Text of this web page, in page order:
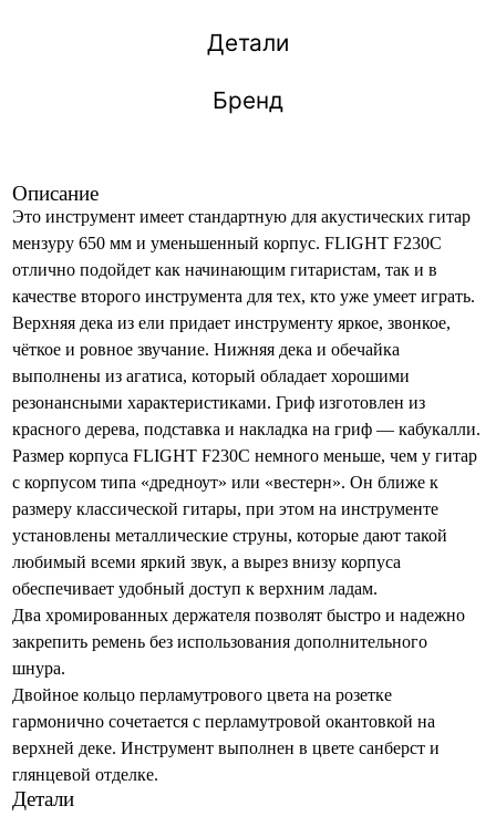
Детали
Бренд
Описание
Это инструмент имеет стандартную для акустических гитар
мензуру 650 мм и уменьшенный корпус. FLIGHT F230C
отлично подойдет как начинающим гитаристам, так и в
качестве второго инструмента для тех, кто уже умеет играть.
Верхняя дека из ели придает инструменту яркое, звонкое,
чёткое и ровное звучание. Нижняя дека и обечайка
выполнены из агатиса, который обладает хорошими
резонансными характеристиками. Гриф изготовлен из
красного дерева, подставка и накладка на гриф — кабукалли.
Размер корпуса FLIGHT F230C немного меньше, чем у гитар
с корпусом типа «дредноут» или «вестерн». Он ближе к
размеру классической гитары, при этом на инструменте
установлены металлические струны, которые дают такой
любимый всеми яркий звук, а вырез внизу корпуса
обеспечивает удобный доступ к верхним ладам.
Два хромированных держателя позволят быстро и надежно
закрепить ремень без использования дополнительного
шнура.
Двойное кольцо перламутрового цвета на розетке
гармонично сочетается с перламутровой окантовкой на
верхней деке. Инструмент выполнен в цвете санберст и
глянцевой отделке.
Детали